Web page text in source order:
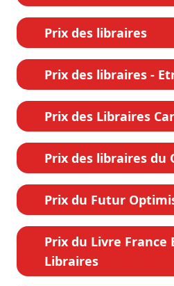
Prix des libraires
Prix des libraires -
Prix des Libraires
Prix des libraires du
Prix du Futur
Prix du Livre France
Libraires